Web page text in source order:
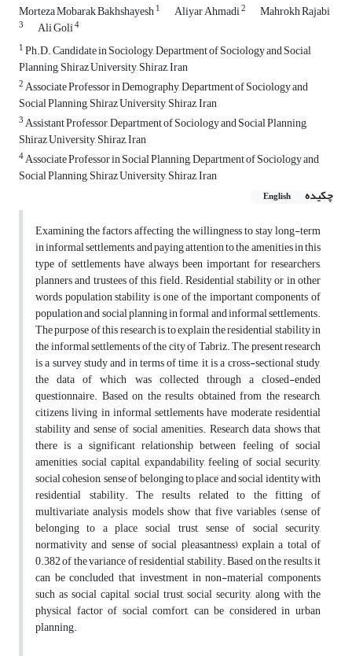
Morteza Mobarak Bakhshayesh1 Aliyar Ahmadi2 Mahrokh Rajabi
3 Ali Goli4
1Ph.D. Candidate in Sociology, Department of Sociology and Social
Planning, Shiraz University, Shiraz, Iran
2Associate Professor in Demography, Department of Sociology and
Social Planning, Shiraz University, Shiraz, Iran
3Assistant Professor, Department of Sociology and Social Planning,
Shiraz University, Shiraz, Iran
4Associate Professor in Social Planning, Department of Sociology and
Social Planning, Shiraz University, Shiraz, Iran
چکیده
English
Examining the factors affecting the willingness to stay long-term
in informal settlements and paying attention to the amenities in this
type of settlements have always been important for researchers,
planners and trustees of this field. Residential stability or in other
words population stability is one of the important components of
population and social planning in formal and informal settlements.
The purpose of this research is to explain the residential stability in
the informal settlements of the city of Tabriz. The present research
is a survey study and in terms of time, it is a cross-sectional study,
the data of which was collected through a closed-ended
questionnaire. Based on the results obtained from the research,
citizens living in informal settlements have moderate residential
stability and sense of social amenities. Research data shows that
there is a significant relationship between feeling of social
amenities, social capital, expandability, feeling of social security,
social cohesion, sense of belonging to place and social identity with
residential stability. The results related to the fitting of
multivariate analysis models show that five variables (sense of
belonging to a place, social trust, sense of social security,
normativity and sense of social pleasantness) explain a total of
0.382 of the variance of residential stability. Based on the results, it
can be concluded that investment in non-material components
such as social capital, social trust, social security, along with the
physical factor of social comfort, can be considered in urban
planning.